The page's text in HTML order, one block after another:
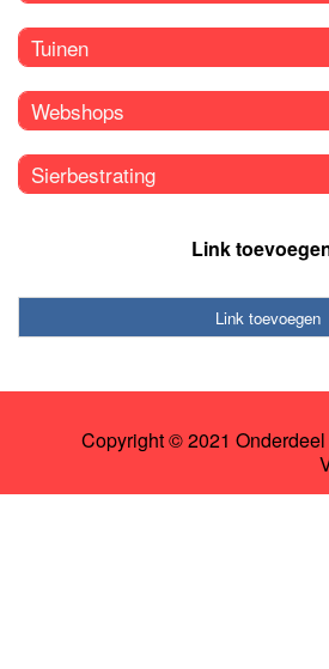
Tuinen
Webshops
Sierbestrating
Link
Link toevoegen
Copyright © 2021 Onderdeel